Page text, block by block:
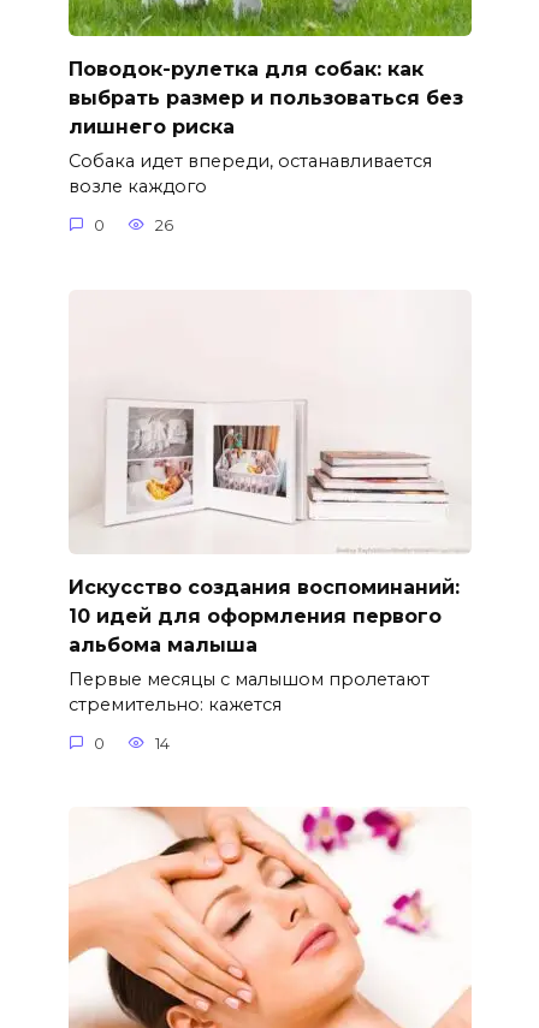
Поводок-рулетка для собак: как
выбрать размер и пользоваться без
лишнего риска
Собака идет впереди, останавливается
возле каждого
0 26
Искусство создания воспоминаний:
10 идей для оформления первого
альбома малыша
Первые месяцы с малышом пролетают
стремительно: кажется
0 14